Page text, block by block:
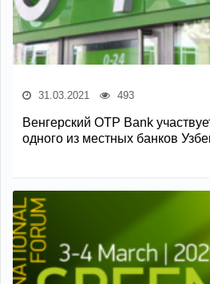
31.03.2021 493
Венгерский ОТP Bank
одного из местных банков